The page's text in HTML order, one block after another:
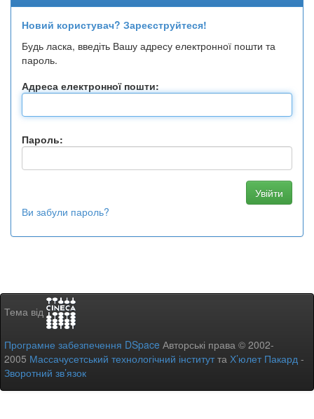
Новий користувач? Зареєструйтеся!
Будь ласка, введіть Вашу адресу електронної пошти та
пароль.
Адреса електронної пошти:
Пароль:
Ви забули пароль?
Тема від
Програмне забезпечення DSpace Авторські права © 2002-
2005 Массачусетський технологічний інститутта Х’юлет Пакард -
Зворотний зв’язок